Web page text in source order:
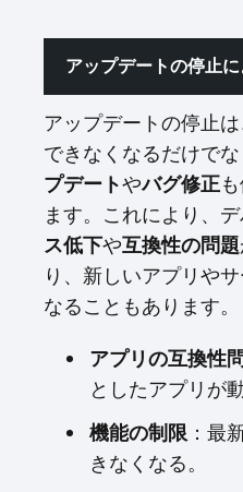
アップデートの停止
アップデートの停止
できなくなるだけでな
プデートやバグ修正
ます。これにより、
ス低下や互換性の問題
り、新しいアプリや
なることもあります。
アプリの互換性
としたアプリが
機能の制限：最
きなくなる。